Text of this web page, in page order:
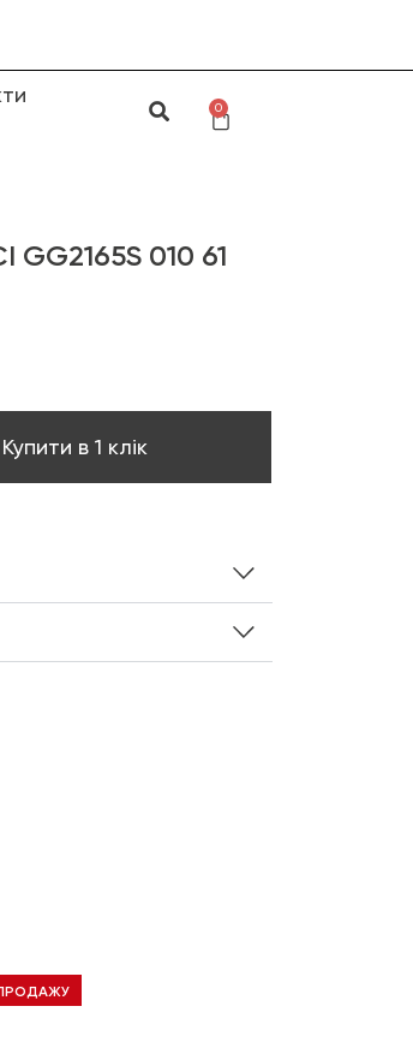
0
010 61
Купити в 1 клік
ПРОДАЖУ